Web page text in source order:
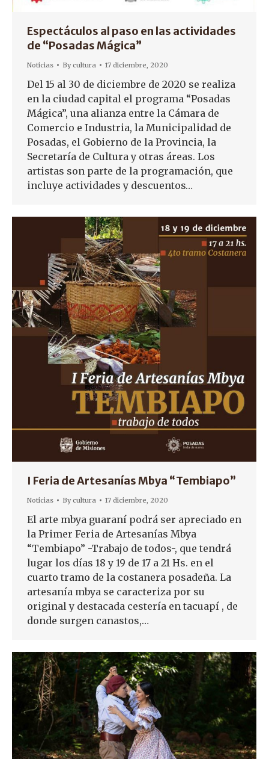
Espectáculos al paso en las actividades
de “Posadas Mágica”
Noticias Bycultura 17 diciembre, 2020
Del 15 al 30 de diciembre de 2020 se realiza
en la ciudad capital el programa “Posadas
Mágica”, una alianza entre la Cámara de
Comercio e Industria, la Municipalidad de
Posadas, el Gobierno de la Provincia, la
Secretaría de Cultura y otras áreas. Los
artistas son parte de la programación, que
incluye actividades y descuentos…
I Feria de Artesanías Mbya “Tembiapo”
Noticias Bycultura 17 diciembre, 2020
El arte mbya guaraní podrá ser apreciado en
la Primer Feria de Artesanías Mbya
“Tembiapo” -Trabajo de todos-, que tendrá
lugar los días 18 y 19 de 17 a 21 Hs. en el
cuarto tramo de la costanera posadeña. La
artesanía mbya se caracteriza por su
original y destacada cestería en tacuapí , de
donde surgen canastos,…